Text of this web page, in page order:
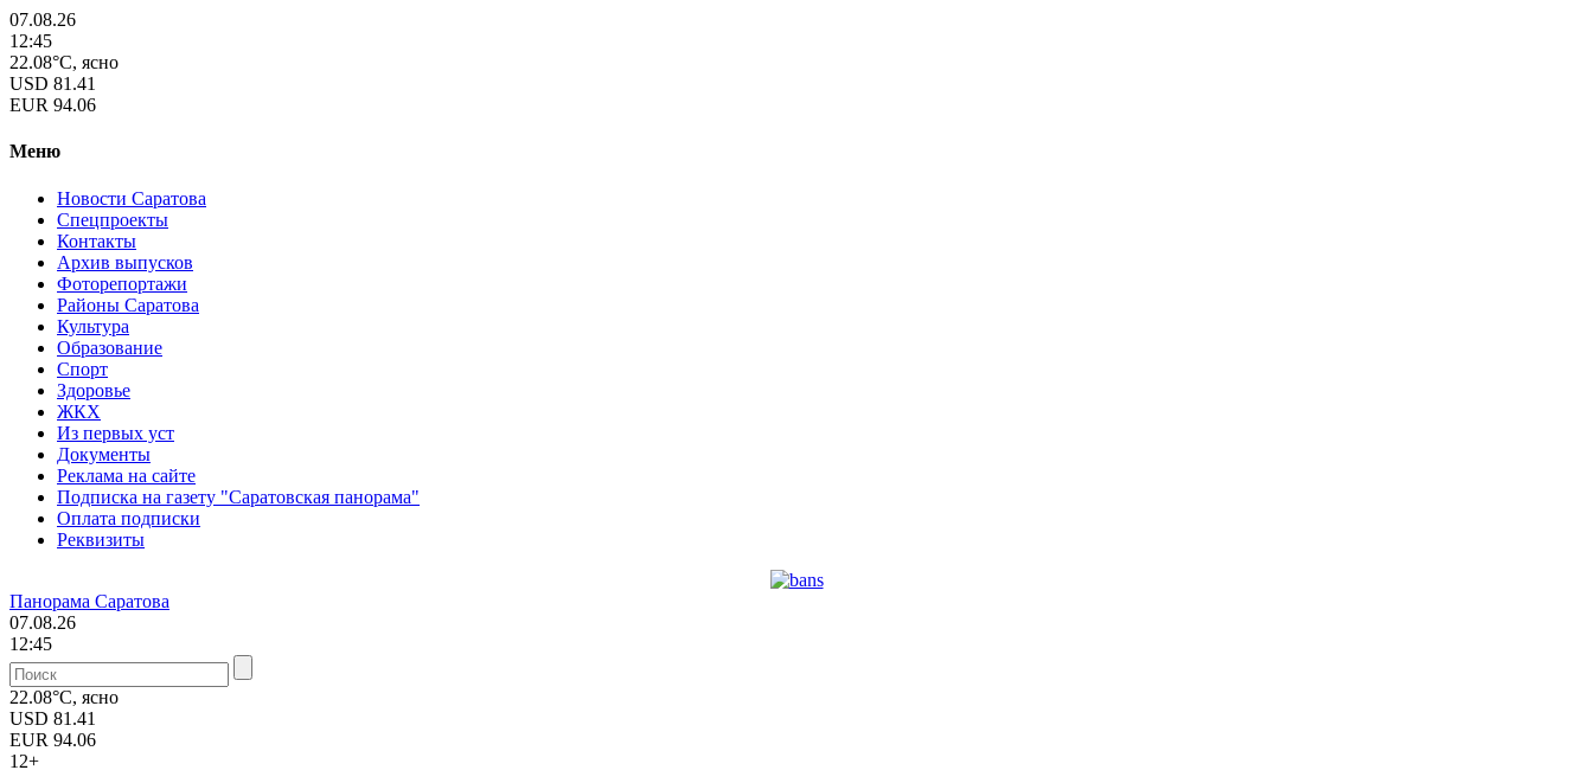
07.08.26
12:45
22.08°C, ясно
USD 81.41
EUR 94.06
Меню
Новости Саратова
Спецпроекты
Контакты
Архив выпусков
Фоторепортажи
Районы Саратова
Культура
Образование
Спорт
Здоровье
ЖКХ
Из пеpвых уст
Документы
Реклама на сайте
Подписка на газету "Саратовская панорама"
Оплата подписки
Реквизиты
Панорама Саратова
07.08.26
12:45
22.08°C, ясно
USD 81.41
EUR 94.06
12+